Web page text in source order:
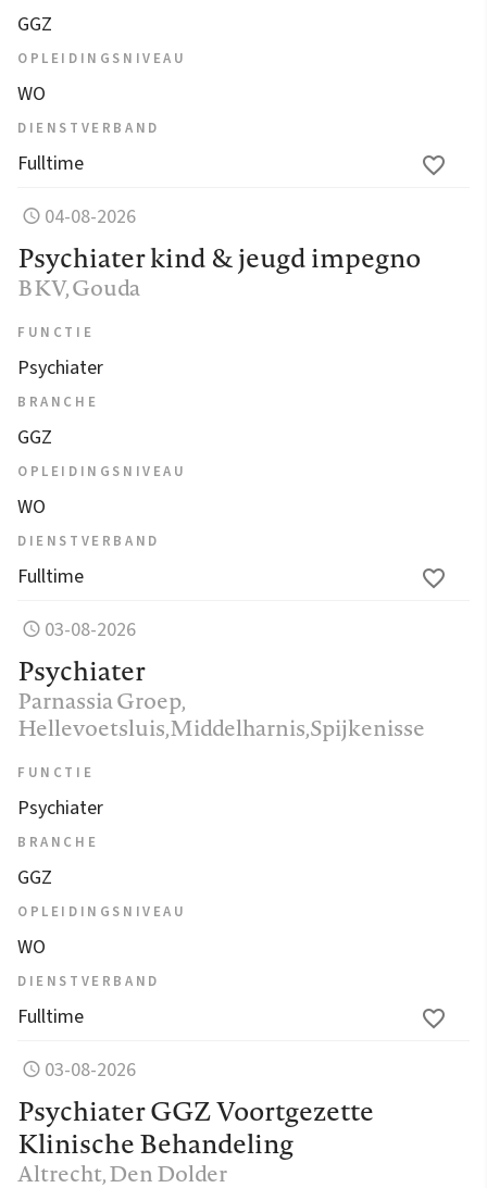
GGZ
OPLEIDINGSNIVEAU
WO
DIENSTVERBAND
Fulltime
04-08-2026
Psychiater kind & jeugd impegno
BKV, Gouda
FUNCTIE
Psychiater
BRANCHE
GGZ
OPLEIDINGSNIVEAU
WO
DIENSTVERBAND
Fulltime
03-08-2026
Psychiater
Parnassia Groep,
Hellevoetsluis,Middelharnis,Spijkenisse
FUNCTIE
Psychiater
BRANCHE
GGZ
OPLEIDINGSNIVEAU
WO
DIENSTVERBAND
Fulltime
03-08-2026
Psychiater GGZ Voortgezette
Klinische Behandeling
Altrecht, Den Dolder